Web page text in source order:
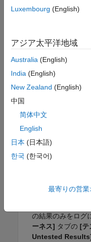
Test Sequence ブ
は使用できません
を検索して置換で
端子は Test Sequence
パラメーター
ください。
Test Sequenceブ
の結果のみをログ
ーネス] タブの [テ
Untested
Luxembourg (English)
アジア太平洋地域
Australia (English)
India (English)
New Zealand (English)
中国
简体中文
English
日本 (日本語)
한국 (한국어)
最寄りの営